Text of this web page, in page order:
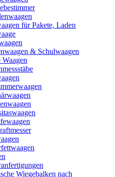
für Pakete, Laden
& Schulwaagen
Wiegebalken nach